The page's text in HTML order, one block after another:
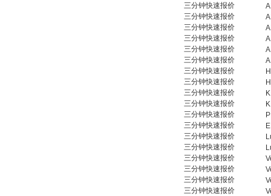
三分钟快速报价
三分钟快速报价
三分钟快速报价
三分钟快速报价
三分钟快速报价
三分钟快速报价
三分钟快速报价
三分钟快速报价
三分钟快速报价
三分钟快速报价
三分钟快速报价
三分钟快速报价
三分钟快速报价
三分钟快速报价
三分钟快速报价
三分钟快速报价
三分钟快速报价
三分钟快速报价